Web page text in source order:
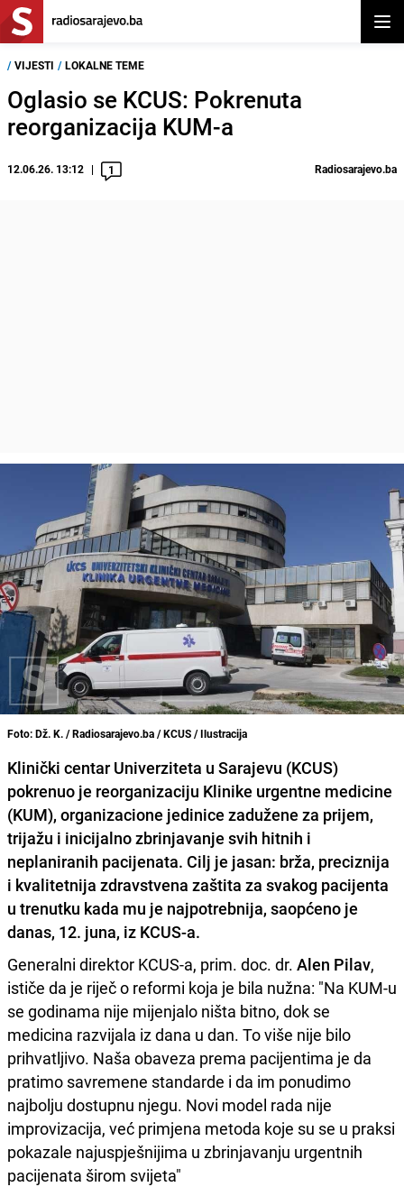
/ VIJESTI / LOKALNE TEME
Oglasio se KCUS: Pokrenuta
reorganizacija KUM-a
12.06.26. 13:12 1 Radiosarajevo.ba
Foto: Dž. K. / Radiosarajevo.ba / KCUS / Ilustracija
Klinički centar Univerziteta u Sarajevu (KCUS)
pokrenuo je reorganizaciju Klinike urgentne medicine
(KUM), organizacione jedinice zadužene za prijem,
trijažu i inicijalno zbrinjavanje svih hitnih i
neplaniranih pacijenata. Cilj je jasan: brža, preciznija
i kvalitetnija zdravstvena zaštita za svakog pacijenta
u trenutku kada mu je najpotrebnija, saopćeno je
danas, 12. juna, iz KCUS-a.
Generalni direktor KCUS-a, prim. doc. dr. Alen Pilav,
ističe da je riječ o reformi koja je bila nužna: "Na KUM-u
se godinama nije mijenjalo ništa bitno, dok se
medicina razvijala iz dana u dan. To više nije bilo
prihvatljivo. Naša obaveza prema pacijentima je da
pratimo savremene standarde i da im ponudimo
najbolju dostupnu njegu. Novi model rada nije
improvizacija, već primjena metoda koje su se u praksi
pokazale najuspješnijima u zbrinjavanju urgentnih
pacijenata širom svijeta"